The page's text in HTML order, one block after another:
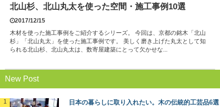
北山杉、北山丸太を使った空間・施工事例10選
2017/12/15
木材を使った施工事例をご紹介するシリーズ。 今回は、京都の銘木「北山
杉」「北山丸太」を使った施工事例です。 美しく磨き上げた丸太として知
られる北山杉、北山丸太は、数寄屋建築にとって欠かせな...
New Post
日本の暮らしに取り入れたい。木の伝統的工芸品6選